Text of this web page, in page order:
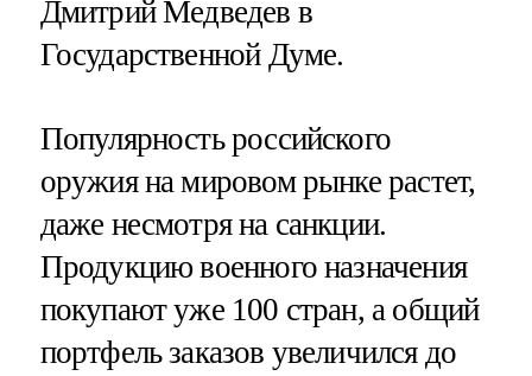
Дмитрий Медведев в
Государственной Думе.
Популярность российского
оружия на мировом рынке растет,
даже несмотря на санкции.
Продукцию военного назначения
покупают уже 100 стран, а общий
портфель заказов увеличился до